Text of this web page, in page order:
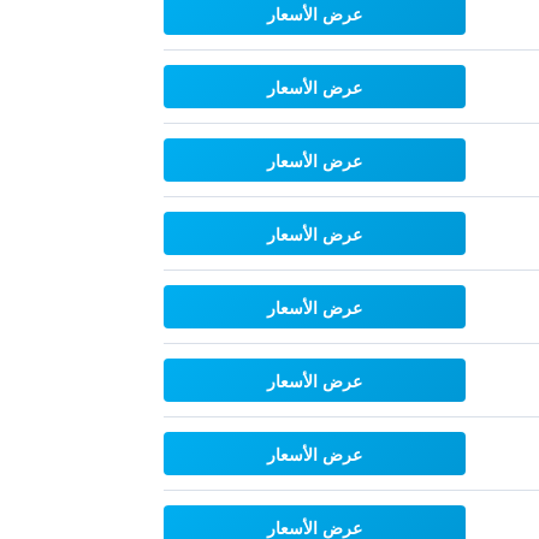
عرض الأسعار
عرض الأسعار
عرض الأسعار
عرض الأسعار
عرض الأسعار
عرض الأسعار
عرض الأسعار
عرض الأسعار